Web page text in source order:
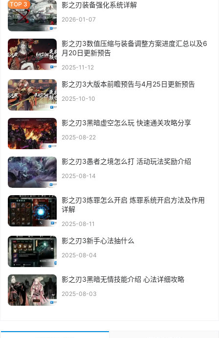
影之刃装备强化系统详解
2026-01-07
影之刃3数值压缩与装备调整方案进度汇总以及6
月20日更新预告
2025-11-12
影之刃3大版本前瞻预告与4月25日更新预告
2025-10-10
影之刃3黑暗虚空怎么玩 快速通关攻略分享
2025-08-22
影之刃3愚者之境怎么打 活动玩法奖励介绍
2025-08-14
影之刃3炼罪怎么开启 炼罪系统开启方法及作用
详解
2025-08-11
影之刃3新手心法抽什么
2025-08-04
影之刃3黑暗无情技能介绍 心法详细攻略
2025-08-03